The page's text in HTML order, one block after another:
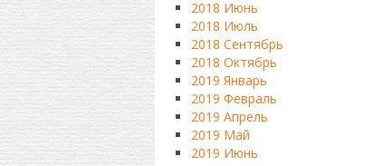
2018 Июнь
2018 Июль
2018 Сентябрь
2018 Октябрь
2019 Январь
2019 Февраль
2019 Апрель
2019 Май
2019 Июнь